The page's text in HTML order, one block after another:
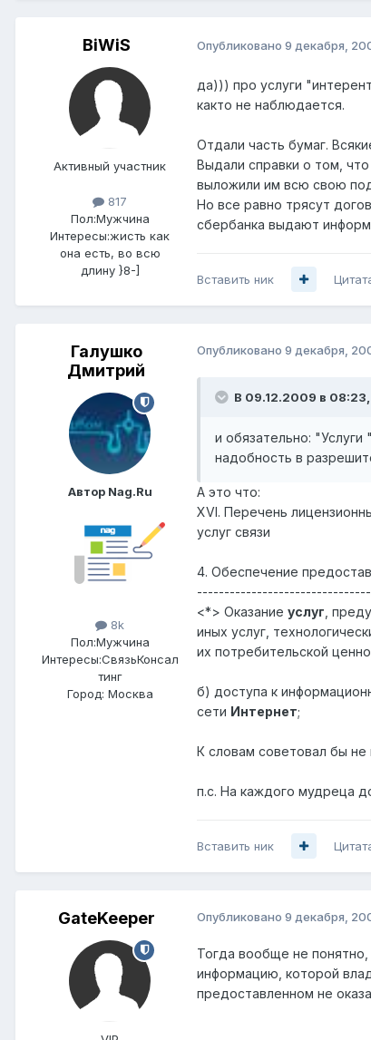
BiWiS
Активный участник
817
Пол:Мужчина
Интересы:жисть как
она есть, во всю
длину }8-]
Опубликовано 9 декабря,
да))) про услуги
както не наблюдается.
Отдали часть бумаг.
Выдали справки о том,
выложили им всю свою
Но все равно трясут
сбербанка выдают
Вставить ник
Галушко
Дмитрий
Автор Nag.Ru
8k
Пол:Мужчина
Интересы:СвязьКонсал
тинг
Город: Москва
Опубликовано 9 декабря,
В 09.12.2009 в 08:23,
и обязательно:
надобность в
А это что:
XVI. Перечень
услуг связи
4. Обеспечение
--------------------------------
<*> Оказание услуг ,
иных услуг,
их потребительской
б) доступа к
сети Интернет;
К словам советовал бы не
п.с. На каждого мудреца
Вставить ник
GateKeeper Опубликовано 9 декабря,
Тогда вообще не
информацию, которой
предоставленном не